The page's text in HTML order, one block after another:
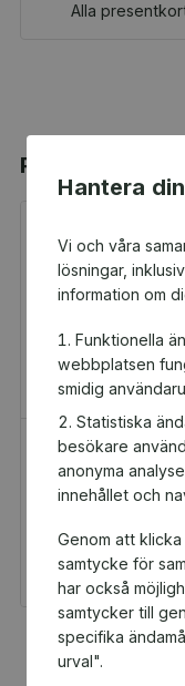
Hantera
Vi och våra
lösningar,
information om
Funktionella
webbplatsen
smidig
Statistiska
besökare
anonyma
innehållet och
Genom att
samtycke för
har också
samtycker till
specifika
urval".
Alla
Populära
H&M Presentkort
Presentkort
Du och DIF FA2012
kr tillbaka